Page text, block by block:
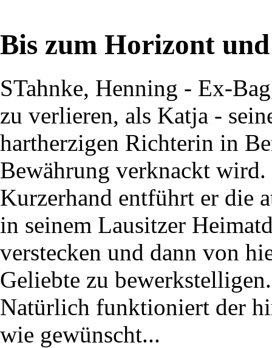
Bis zum Horizont
STahnke, Henning - Ex-
zu verlieren, als Katja -
hartherzigen Richterin in
Bewährung verknackt wird.
Kurzerhand entführt er die
in seinem Lausitzer
verstecken und dann von
Geliebte zu bewerkstelligen.
Natürlich funktioniert der
wie gewünscht...